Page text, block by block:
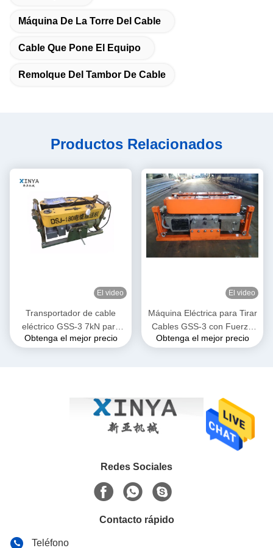
Máquina De La Torre Del Cable
Cable Que Pone El Equipo
Remolque Del Tambor De Cable
Productos Relacionados
El video
Transportador de cable
eléctrico GSS-3 7kN para
instalación de cable
Obtenga el mejor precio
El video
Máquina Eléctrica para Tirar
Cables GSS-3 con Fuerza
de Tracción de 7kN,
Obtenga el mejor precio
Redes Sociales
Contacto rápido
Teléfono